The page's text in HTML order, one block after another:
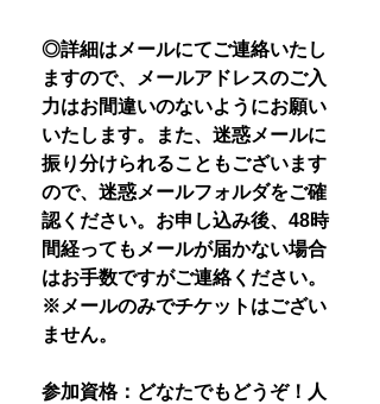
◎詳細はメールにてご連絡いたし
ますので、メールアドレスのご入
力はお間違いのないようにお願い
いたします。また、迷惑メールに
振り分けられることもございます
ので、迷惑メールフォルダをご確
認ください。お申し込み後、48時
間経ってもメールが届かない場合
はお手数ですがご連絡ください。
※メールのみでチケットはござい
ません。
参加資格：どなたでもどうぞ！人